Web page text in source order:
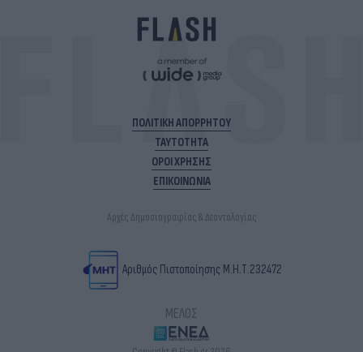
ΠΟΛΙΤΙΚΗ ΑΠΟΡΡΗΤΟΥ
ΤΑΥΤΟΤΗΤΑ
ΟΡΟΙ ΧΡΗΣΗΣ
ΕΠΙΚΟΙΝΩΝΙΑ
Αρχές Δημοσιογραφίας & Δεοντολογίας
Αριθμός Πιστοποίησης Μ.Η.Τ.232472
ΜΕΛΟΣ